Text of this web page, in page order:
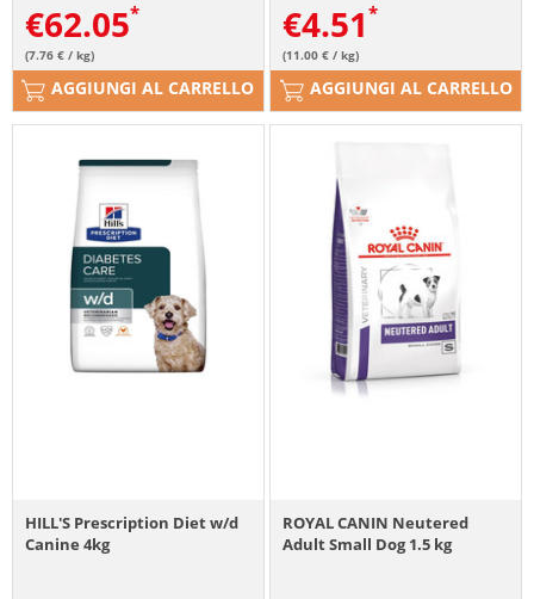
€62.05
(7.76 € / kg)
AGGIUNGI AL CARRELLO
€4.51
(11.00 € / kg)
AGGIUNGI AL CARRELLO
HILL'S Prescription Diet w/d
Canine 4kg
ROYAL CANIN Neutered
Adult Small Dog 1.5 kg